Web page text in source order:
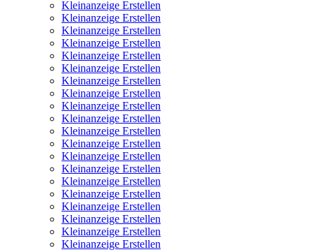
Kleinanzeige Erstellen
Kleinanzeige Erstellen
Kleinanzeige Erstellen
Kleinanzeige Erstellen
Kleinanzeige Erstellen
Kleinanzeige Erstellen
Kleinanzeige Erstellen
Kleinanzeige Erstellen
Kleinanzeige Erstellen
Kleinanzeige Erstellen
Kleinanzeige Erstellen
Kleinanzeige Erstellen
Kleinanzeige Erstellen
Kleinanzeige Erstellen
Kleinanzeige Erstellen
Kleinanzeige Erstellen
Kleinanzeige Erstellen
Kleinanzeige Erstellen
Kleinanzeige Erstellen
Kleinanzeige Erstellen